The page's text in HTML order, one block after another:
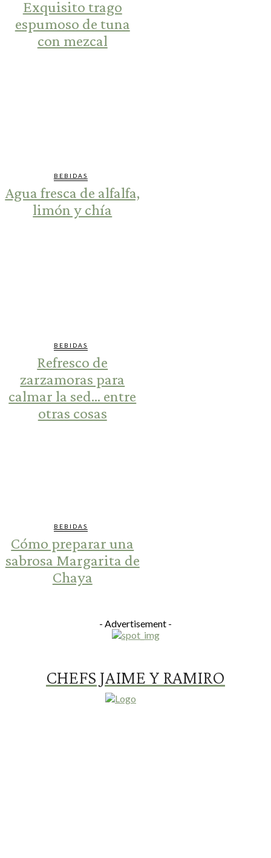
Exquisito trago
espumoso de tuna
con mezcal
BEBIDAS
Agua fresca de alfalfa,
limón y chía
BEBIDAS
Refresco de
zarzamoras para
calmar la sed… entre
otras cosas
BEBIDAS
Cómo preparar una
sabrosa Margarita de
Chaya
- Advertisement -
CHEFS JAIME Y RAMIRO